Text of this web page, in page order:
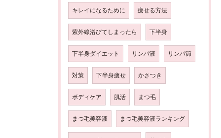
キレイになるために 痩せる方法
紫外線浴びてしまったら 下半身
下半身ダイエット リンパ液 リンパ節
対策 下半身痩せ かさつき
ボディケア 肌活 まつ毛
まつ毛美容液 まつ毛美容液ランキング